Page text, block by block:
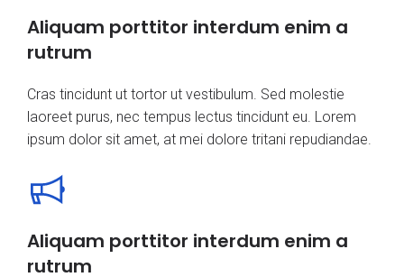
Aliquam porttitor interdum enim a
rutrum
Cras tincidunt ut tortor ut vestibulum. Sed molestie
laoreet purus, nec tempus lectus tincidunt eu. Lorem
ipsum dolor sit amet, at mei dolore tritani repudiandae.
Aliquam porttitor interdum enim a
rutrum